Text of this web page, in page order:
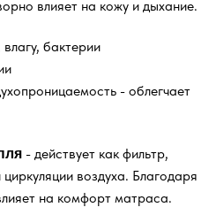
влияет на кожу и дыхание.
бактерии
- облегчает
- действует как фильтр,
воздуха. Благодаря
на комфорт матраса.